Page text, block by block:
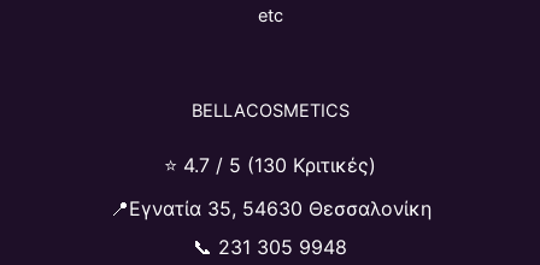
etc
BELLACOSMETICS
⭐ 4.7 / 5 (130 Κριτικές)
📍Εγνατία 35, 54630 Θεσσαλονίκη
📞 231 305 9948